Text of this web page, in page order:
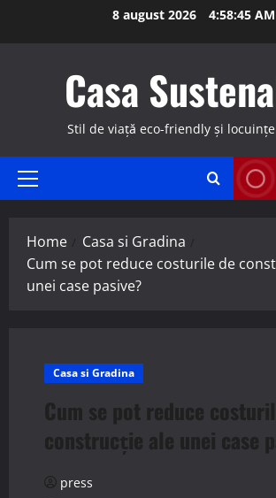
8 august 2026 4:58:46 AM
Casa
Stil de viață eco-friendly și
Primary
Home
Casa si Gradina
Cum se pot reduce costurile de
unei case pasive?
Casa si Gradina
Cum se pot reduce
construcție ale unei case
press